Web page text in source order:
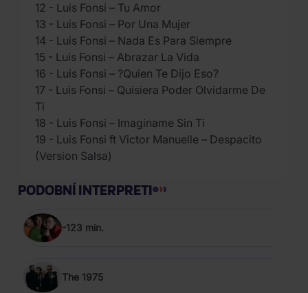
12 - Luis Fonsi – Tu Amor
13 - Luis Fonsi – Por Una Mujer
14 - Luis Fonsi – Nada Es Para Siempre
15 - Luis Fonsi – Abrazar La Vida
16 - Luis Fonsi – ?Quien Te Dijo Eso?
17 - Luis Fonsi – Quisiera Poder Olvidarme De
Ti
18 - Luis Fonsi – Imaginame Sin Ti
19 - Luis Fonsi ft Victor Manuelle – Despacito
(Version Salsa)
PODOBNÍ INTERPRETI
-123 min.
The 1975